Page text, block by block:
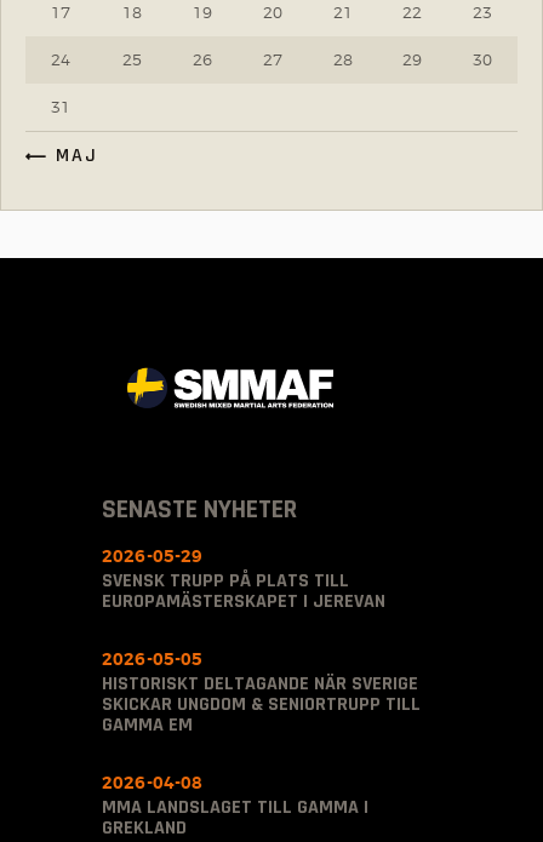
17 18 19 20 21 22 23
24 25 26 27 28 29 30
31
« MAJ
SENASTE NYHETER
SVENSK TRUPP PÅ PLATS TILL
EUROPAMÄSTERSKAPET I JEREVAN
2026-05-29
HISTORISKT DELTAGANDE NÄR SVERIGE
SKICKAR UNGDOM & SENIORTRUPP TILL
GAMMA EM
2026-05-05
MMA LANDSLAGET TILL GAMMA I
GREKLAND
2026-04-08